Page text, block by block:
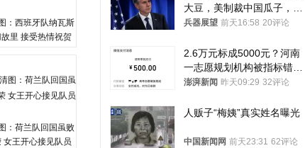
：西班牙队纳瓦斯
里 接受热情祝贺
：荷兰队回国虽败
女王开心接见队员
大豆，美制裁中国瓜子，布
林肯措辞变了
兵器展望 前天16:58 20评论
2.6万元标成5000元？河南
一志愿规划机构被指标错学
费致考生复读
澎湃新闻 昨天09:29 32评论
人贩子“梅姨”真实姓名曝光
中国新闻网 前天23:31 62评论